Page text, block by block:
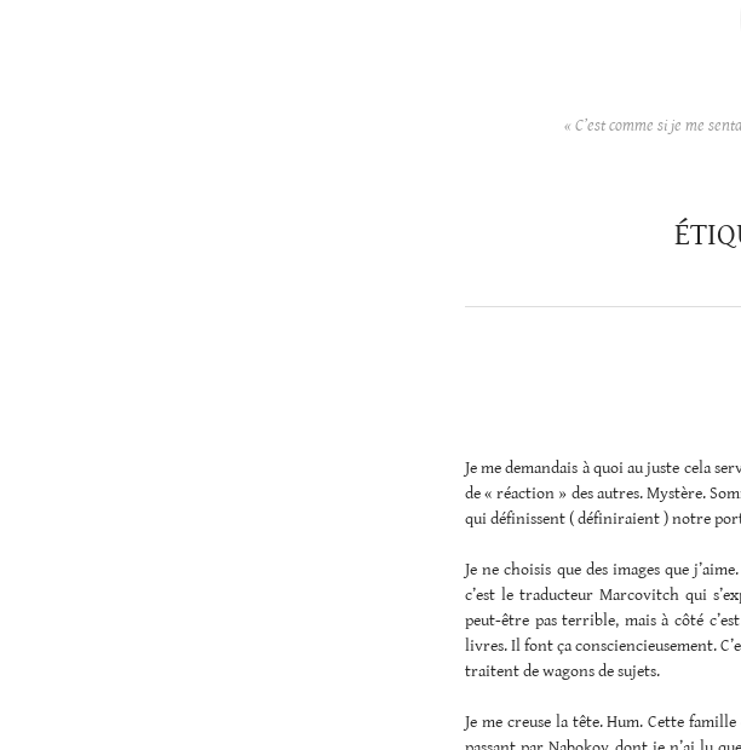
« C’est comme si je me
Je me demandais à quoi au juste cela
de « réaction » des autres. Mystère.
qui définissent ( définiraient ) notre
Je ne choisis que des images que
c’est le traducteur Marcovitch qui
peut-être pas terrible, mais à côté
livres. Il font ça consciencieusement.
traitent de wagons de sujets.
Je me creuse la tête. Hum. Cette